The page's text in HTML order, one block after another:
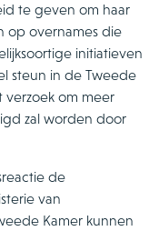
te geven om haar
op overnames die
initiatieven
steun in de Tweede
verzoek om meer
zal worden door
de
van
Kamer kunnen